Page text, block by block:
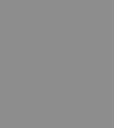
и протекала хорошо,
включить в свой рацион?
и вредные привычки могут
Они ухудшают
Правильное питание –
зачатия. Витамины,
повышают фертильность